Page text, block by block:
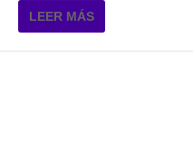
LEER MÁS